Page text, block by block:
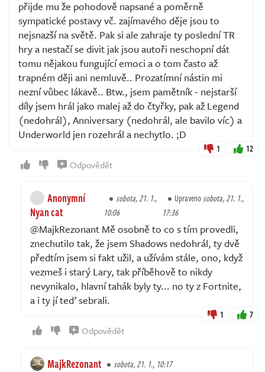
přijde mu že pohodově napsané a poměrně
sympatické postavy vč. zajímavého děje jsou to
nejsnazší na světě. Pak si ale zahraje ty poslední TR
hry a nestačí se divit jak jsou autoři neschopní dát
tomu nějakou fungující emoci a o tom často až
trapném ději ani nemluvě.. Prozatímní nástin mi
nezní vůbec lákavě.. Btw., jsem pamětník - nejstarší
díly jsem hrál jako malej až do čtyřky, pak až Legend
(nedohrál), Anniversary (nedohrál, ale bavilo víc) a
Underworld jen rozehrál a nechytlo. ;D
1 12
Odpovědět
Anonymní
Nyan cat
sobota, 21. 1.,
10:06
Upravenosobota, 21. 1.,
17:36
@MajkRezonant Mě osobně to co s tím provedli,
znechutilo tak, že jsem Shadows nedohrál, ty dvě
předtím jsem si fakt užil, a užívám stále, ono, když
vezmeš i starý Lary, tak příběhově to nikdy
nevynikalo, hlavní tahák byly ty... no ty z Fortnite,
a i ty jí teď sebrali.
1 7
Odpovědět
MajkRezonant sobota, 21. 1., 10:17